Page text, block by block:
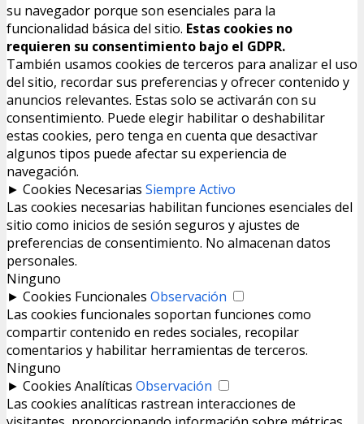
su navegador porque son esenciales para la
funcionalidad básica del sitio. Estas cookies no
requieren su consentimiento bajo el GDPR.
También usamos cookies de terceros para analizar el uso
del sitio, recordar sus preferencias y ofrecer contenido y
anuncios relevantes. Estas solo se activarán con su
consentimiento. Puede elegir habilitar o deshabilitar
estas cookies, pero tenga en cuenta que desactivar
algunos tipos puede afectar su experiencia de
navegación.
► Cookies Necesarias Siempre Activo
Las cookies necesarias habilitan funciones esenciales del
sitio como inicios de sesión seguros y ajustes de
preferencias de consentimiento. No almacenan datos
personales.
Ninguno
► Cookies Funcionales Observación
Las cookies funcionales soportan funciones como
compartir contenido en redes sociales, recopilar
comentarios y habilitar herramientas de terceros.
Ninguno
► Cookies Analíticas Observación
Las cookies analíticas rastrean interacciones de